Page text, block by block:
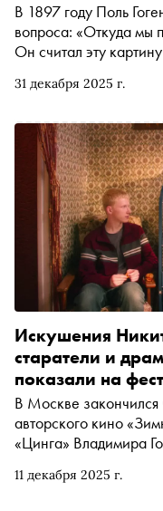
31 декабря 2025 г.
В 1897 году Поль
вопроса: «Откуда мы
Он считал эту
который изменился
писателям, актёрам,
современники — от
Гай-Германики —
25 лет, что мы
11 декабря 2025 г.
Искушения
старатели и
показали на
В Москве закончился
авторского кино
«Цинга» Владимира
за лучшую мужскую